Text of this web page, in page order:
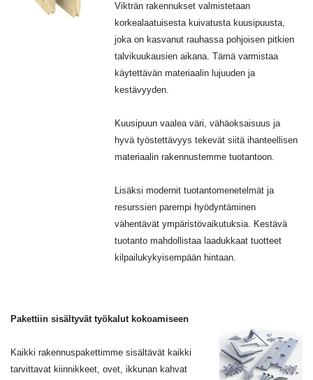
Vikträn rakennukset valmistetaan
korkealaatuisesta kuivatusta kuusipuusta,
joka on kasvanut rauhassa pohjoisen pitkien
talvikuukausien aikana. Tämä varmistaa
käytettävän materiaalin lujuuden ja
kestävyyden.
Kuusipuun vaalea väri, vähäoksaisuus ja
hyvä työstettävyys tekevät siitä ihanteellisen
materiaalin rakennustemme tuotantoon.
Lisäksi modernit tuotantomenetelmät ja
resurssien parempi hyödyntäminen
vähentävät ympäristövaikutuksia. Kestävä
tuotanto mahdollistaa laadukkaat tuotteet
kilpailukykyisempään hintaan.
Pakettiin sisältyvät työkalut kokoamiseen
Kaikki rakennuspakettimme sisältävät kaikki
tarvittavat kiinnikkeet, ovet, ikkunan kahvat